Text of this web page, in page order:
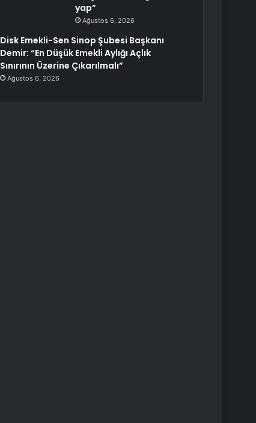
yap”
Ağustos 6, 2026
Disk Emekli-Sen Sinop Şubesi Başkanı
Demir: “En Düşük Emekli Aylığı Açlık
Sınırının Üzerine Çıkarılmalı”
Ağustos 6, 2026